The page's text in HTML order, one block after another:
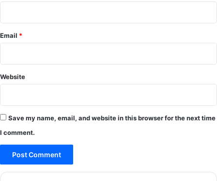
Email *
Website
Save my name, email, and website in this browser for the next time
I comment.